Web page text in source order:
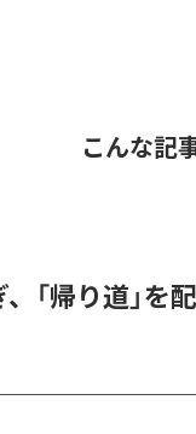
こんな記
「帰り道」を